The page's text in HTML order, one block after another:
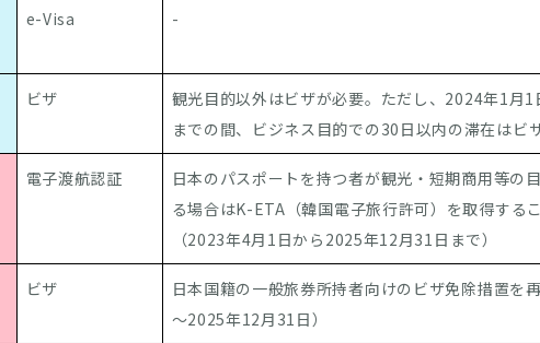
e-Visa -
ビザ
観光目的以外はビザが必要。ただし、2024年1月
までの間、ビジネス目的での30日以内の滞在はビ
電子渡航認証
日本のパスポートを持つ者が観光・短期商用等の
る場合はK-ETA（韓国電子旅行許可）を取得する
（2023年4月1日から2025年12月31日まで）
ビザ
日本国籍の一般旅券所持者向けのビザ免除措置を
～2025年12月31日）